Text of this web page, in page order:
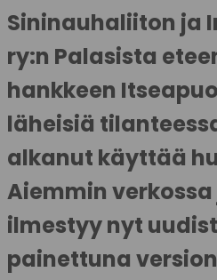
Sininauhaliiton ja
ry:n Palasista
hankkeen
läheisiä
alkanut käyttää
Aiemmin
ilmestyy nyt
painettuna